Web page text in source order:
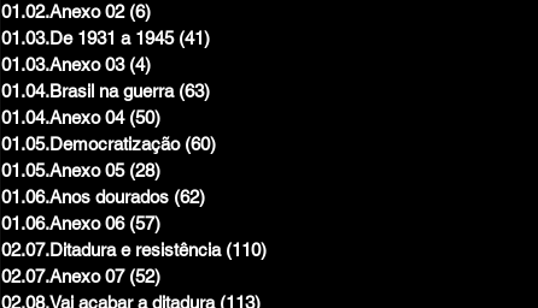
01.02.Anexo 02 (6)
01.03.De 1931 a 1945 (41)
01.03.Anexo 03 (4)
01.04.Brasil na guerra (63)
01.04.Anexo 04 (50)
01.05.Democratização (60)
01.05.Anexo 05 (28)
01.06.Anos dourados (62)
01.06.Anexo 06 (57)
02.07.Ditadura e resistência (110)
02.07.Anexo 07 (52)
02.08.Vai acabar a ditadura (113)